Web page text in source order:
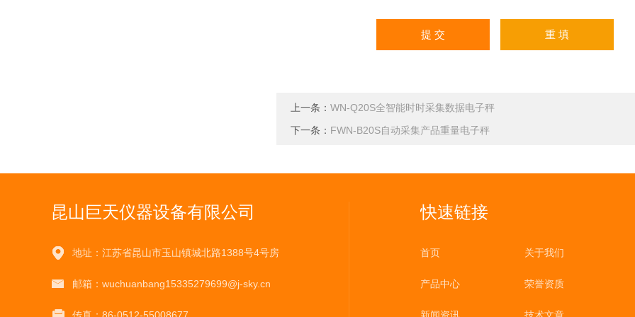
上一条： WN-Q20S全智能时时采集数据电子秤
下一条： FWN-B20S自动采集产品重量电子秤
昆山巨天仪器设备有限公司
地址：江苏省昆山市玉山镇城北路1388号4号房
邮箱：wuchuanbang15335279699@j-sky.cn
快速链接
首页 关于我们
产品中心 荣誉资质